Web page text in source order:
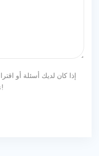
إذا كان لديك أسئلة أو
نقوم بالرد عليك في أقرب وقت ممكن!